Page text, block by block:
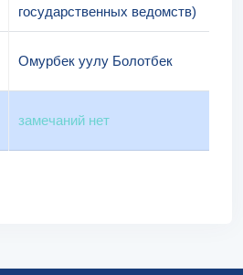
государственных ведомств)
Омурбек уулу Болотбек
замечаний нет